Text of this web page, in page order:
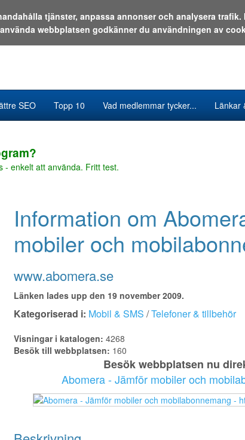
SEO Topp 10 Vad medlemmar tycker... Länkar
- enkelt att använda. Fritt test.
Information om
mobiler och
www.abomera.se
Länken lades upp den 19 november 2009.
Kategoriserad i: Mobil & SMS /Telefoner & tillbehör
Visningar i katalogen: 4268
Besök till webbplatsen: 160
Besök webbplatsen nu
Abomera - Jämför mobiler och
tjänster, anpassa annonser och analysera
använda webbplatsen godkänner du användningen av